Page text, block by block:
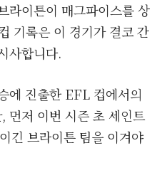
라이튼이 매그파이스를 상
기록은 이 경기가 결코 간
사합니다.
에 진출한 EFL 컵에서의
먼저 이번 시즌 초 세인트
긴 브라이튼 팀을 이겨야